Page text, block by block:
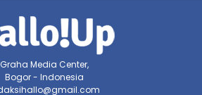
Graha Media Center,
Bogor - Indonesia